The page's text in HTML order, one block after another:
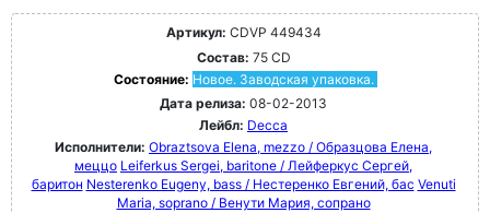
Артикул: CDVP 449434
Состав: 75 CD
Состояние: Новое. Заводская упаковка.
Дата релиза: 08-02-2013
Лейбл: Decca
Исполнители: Obraztsova Elena, mezzo / Образцова Елена,
меццо Leiferkus Sergei, baritone / Лейферкус Сергей,
баритон Nesterenko Eugeny, bass / Нестеренко Евгений, бас Venuti
Maria, soprano / Венути Мария, сопрано